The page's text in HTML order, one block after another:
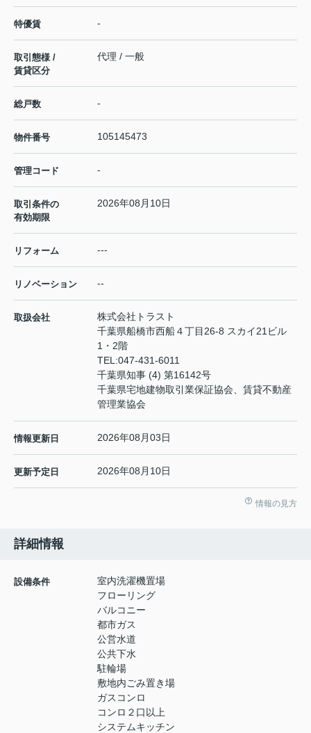
特優賃 -
取引態様 /
賃貸区分
代理 / 一般
総戸数 -
物件番号 105145473
管理コード -
取引条件の
有効期限
2026年08月10日
リフォーム ---
リノベーション --
取扱会社
株式会社トラスト
千葉県船橋市西船４丁目26-8 スカイ21ビル
1・2階
TEL:047-431-6011
千葉県知事 (4) 第16142号
千葉県宅地建物取引業保証協会、賃貸不動産
管理業協会
情報更新日 2026年08月03日
更新予定日 2026年08月10日
情報の見方
詳細情報
設備条件
室内洗濯機置場
フローリング
バルコニー
都市ガス
公営水道
公共下水
駐輪場
敷地内ごみ置き場
ガスコンロ
コンロ２口以上
システムキッチン